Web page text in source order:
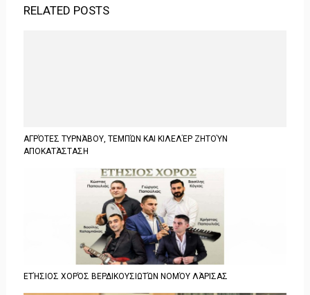
RELATED POSTS
ΑΓΡΌΤΕΣ ΤΥΡΝΆΒΟΥ, ΤΕΜΠΏΝ ΚΑΙ ΚΙΛΕΛΈΡ ΖΗΤΟΎΝ
ΑΠΟΚΑΤΆΣΤΑΣΗ
ΕΤΉΣΙΟΣ ΧΟΡΌΣ ΒΕΡΔΙΚΟΥΣΙΩΤΏΝ ΝΟΜΌΥ ΛΆΡΙΣΑΣ